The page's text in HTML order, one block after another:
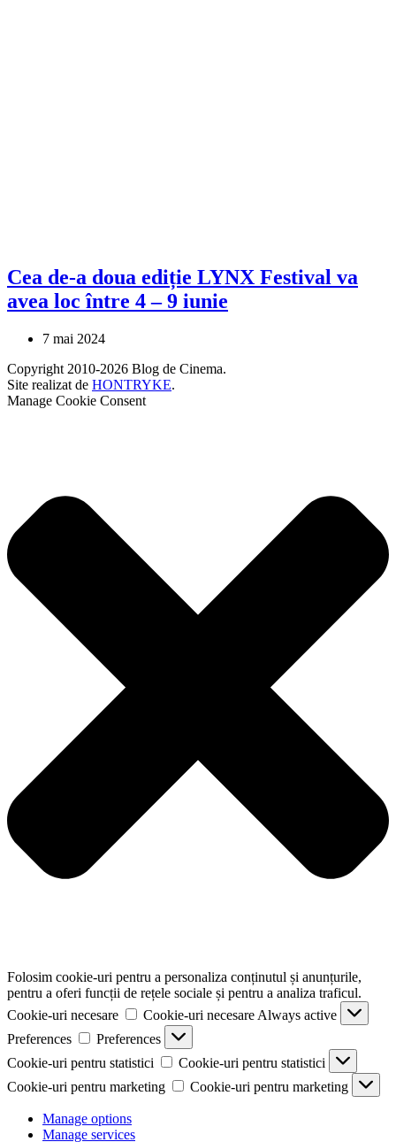
Cea de-a doua ediție LYNX Festival va
avea loc între 4 – 9 iunie
7 mai 2024
Copyright 2010-2026 Blog de Cinema.
Site realizat de HONTRYKE.
Manage Cookie Consent
Folosim cookie-uri pentru a personaliza conținutul și anunțurile,
pentru a oferi funcții de rețele sociale și pentru a analiza traficul.
Cookie-uri necesare
Cookie-uri necesare Always active
Preferences
Preferences
Cookie-uri pentru statistici
Cookie-uri pentru statistici
Cookie-uri pentru marketing
Cookie-uri pentru marketing
Manage options
Manage services